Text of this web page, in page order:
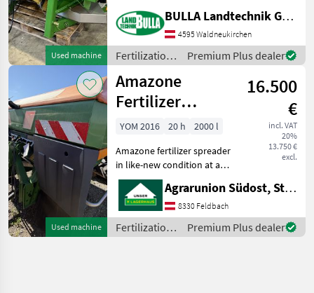
Used machine
absolut neuwertiger
Zustand +
Grenzstreueinrichtung
Limiter + Bedienterminal
Easy
BULLA Landtechnik GmbH
4595 Waldneukirchen
Fertilization
and
irrigation
equipment /
Amazone
Premium Plus dealer
Used machine
Amazone
Fertilizer
Spreader
16.500
€
incl. VAT
20%
13.750 €
excl.
YOM 2016 20 h
2000 l
Amazone fertilizer spreader
in like-new condition at a
GREAT price!!! Hydraulic
boundary spreading
system 2000 L total
capacity Body incl. cover
tarp Warning stic
Agrarunion Südost, Standort Gniebing
8330 Feldbach
Fertilization
and
Premium Plus dealer